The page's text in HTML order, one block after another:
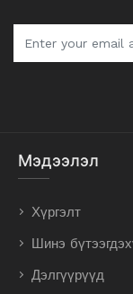
Мэдээлэл
Хүргэлт
Шинэ
Дэлгүүрүүд